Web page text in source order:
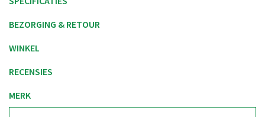
BEZORGING & RETOUR
WINKEL
RECENSIES
MERK